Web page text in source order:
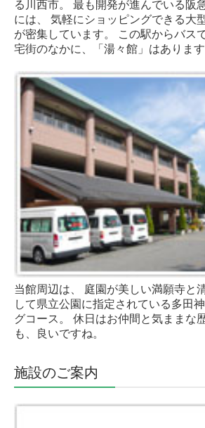
る川西市。 最も開発が進んでいる阪
には、 気軽にショッピングできる大
が密集しています。 この駅からバス
宅街のなかに、「湯々館」はあります
当館周辺は、 庭園が美しい満願寺と
して県立公園に指定されている多田
グコース。 休日はお仲間と気ままな
も、良いですね。
施設のご案内